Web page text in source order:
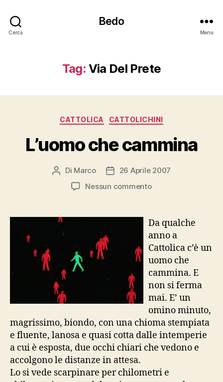
Cerca
Bedo
Menu
Tag: Via Del Prete
Categorie
CATTOLICA CATTOLICHINI
L’uomo che cammina
Autore
articolo
Di Marco
Data26 Aprile 2007
Nessun commentosu
cammina
Da qualche
anno a
Cattolica c’è un
uomo che
cammina. E
non si ferma
mai. E’ un
omino minuto,
magrissimo, biondo, con una chioma stempiata
e fluente, lanosa e quasi cotta dalle intemperie
a cui è esposta, due occhi chiari che vedono e
accolgono le distanze in attesa.
Lo si vede scarpinare per chilometri e